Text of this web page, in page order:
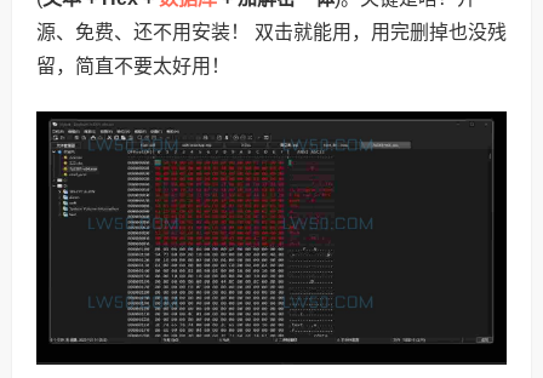
源、免费、还不用安装！ 双击就能用，用完删掉也没残
留，简直不要太好用！